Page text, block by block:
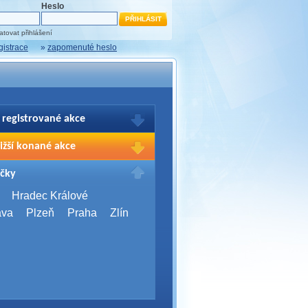
Heslo
přihlášení
» zapomenuté heslo
registrované akce
Vašich registrací na akce
přihlašte.
konané akce
2026
Brno
Server Bootcamp 2026
Hradec Králové
Plzeň Praha Zlín